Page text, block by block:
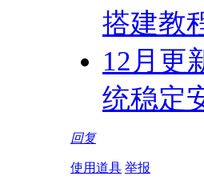
搭建教
12月更
统稳定
回复
使用道具 举报